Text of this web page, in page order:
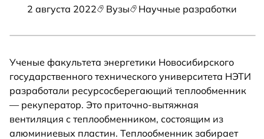
2 августа 2022 Вузы Научные разработки
Ученые факультета энергетики Новосибирского
государственного технического университета НЭТИ
разработали ресурсосберегающий теплообменник
— рекуператор. Это приточно-вытяжная
вентиляция с теплообменником, состоящим из
алюминиевых пластин. Теплообменник забирает